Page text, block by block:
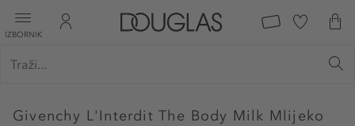
IZBORNIK
Givenchy L'Interdit The Body Milk Mlijeko